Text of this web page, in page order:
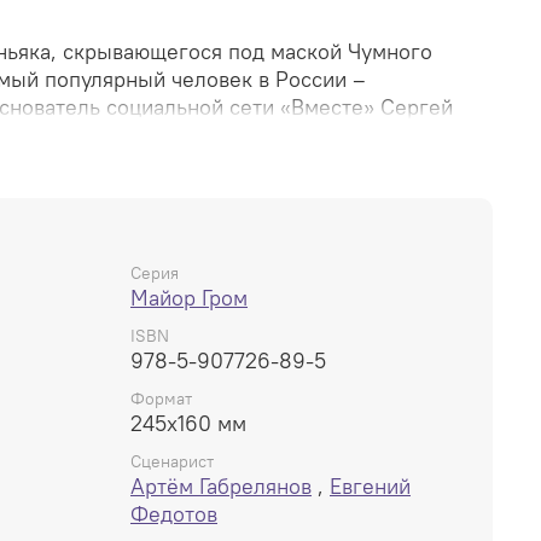
скрывающегося под маской Чумного
популярный человек в России –
социальной сети «Вместе» Сергей
переходит на новый этап: Чумной Доктор
майору Грому необходимо во что бы то
Серия
Майор Гром
ISBN
978-5-907726-89-5
Формат
245x160 мм
Сценарист
Артём Габрелянов , Евгений
Федотов